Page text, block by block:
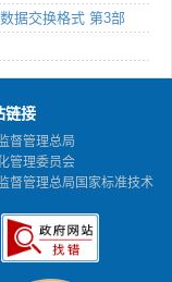
据交换格式 第3部
链接
督管理总局
管理委员会
督管理总局国家标准技术